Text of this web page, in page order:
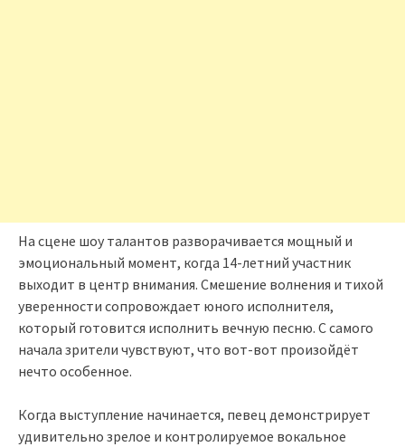
На сцене шоу талантов разворачивается мощный и
эмоциональный момент, когда 14-летний участник
выходит в центр внимания. Смешение волнения и тихой
уверенности сопровождает юного исполнителя,
который готовится исполнить вечную песню. С самого
начала зрители чувствуют, что вот-вот произойдёт
нечто особенное.
Когда выступление начинается, певец демонстрирует
удивительно зрелое и контролируемое вокальное